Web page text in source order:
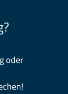
oder